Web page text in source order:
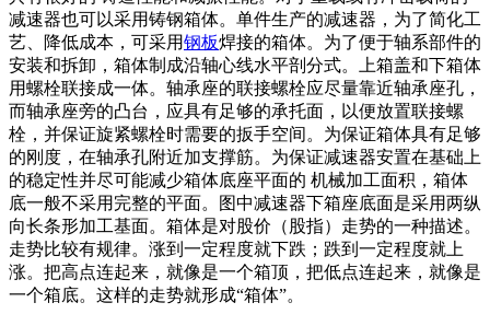
减速器也可以采用铸钢箱体。单件生产的减速器，为了简化工
艺、降低成本，可采用钢板焊接的箱体。为了便于轴系部件的
安装和拆卸，箱体制成沿轴心线水平剖分式。上箱盖和下箱体
用螺栓联接成一体。轴承座的联接螺栓应尽量靠近轴承座孔，
而轴承座旁的凸台，应具有足够的承托面，以便放置联接螺
栓，并保证旋紧螺栓时需要的扳手空间。为保证箱体具有足够
的刚度，在轴承孔附近加支撑筋。为保证减速器安置在基础上
的稳定性并尽可能减少箱体底座平面的 机械加工面积，箱体
底一般不采用完整的平面。图中减速器下箱座底面是采用两纵
向长条形加工基面。箱体是对股价（股指）走势的一种描述。
走势比较有规律。涨到一定程度就下跌；跌到一定程度就上
涨。把高点连起来，就像是一个箱顶，把低点连起来，就像是
一个箱底。这样的走势就形成“箱体”。